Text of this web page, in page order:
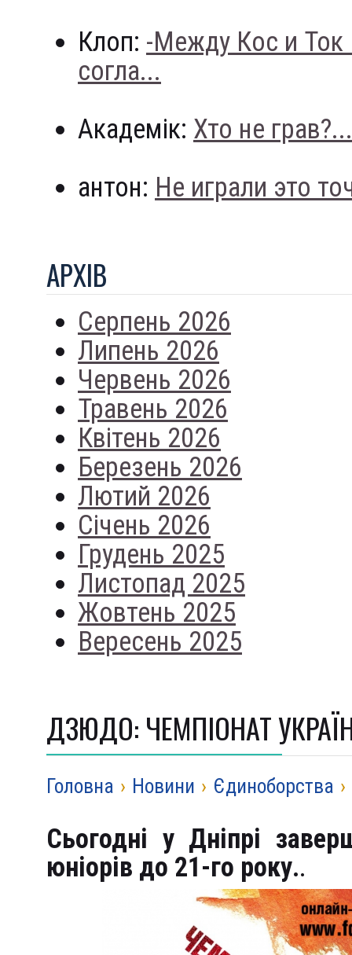
Клоп: -Между Кос и
согла...
Академік: Хто не грав?...
антон: Не играли это
АРХIВ
Серпень 2026
Липень 2026
Червень 2026
Травень 2026
Квітень 2026
Березень 2026
Лютий 2026
Січень 2026
Грудень 2025
Листопад 2025
Жовтень 2025
Вересень 2025
ДЗЮДО: ЧЕМПІОНАТ
Головна › Новини › Єдиноборства ›
Сьогодні у Дніпрі
юніорів до 21-го року..